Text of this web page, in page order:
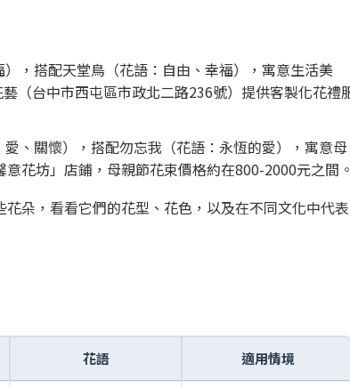
，搭配天堂鳥（花語：自由、幸福），寓意生活美
（台中市西屯區市政北二路236號）提供客製化花禮
愛、關懷），搭配勿忘我（花語：永恆的愛），寓意母
花坊」店鋪，母親節花束價格約在800-2000元之間
朵，看看它們的花型、花色，以及在不同文化中代表
花語 適用情境